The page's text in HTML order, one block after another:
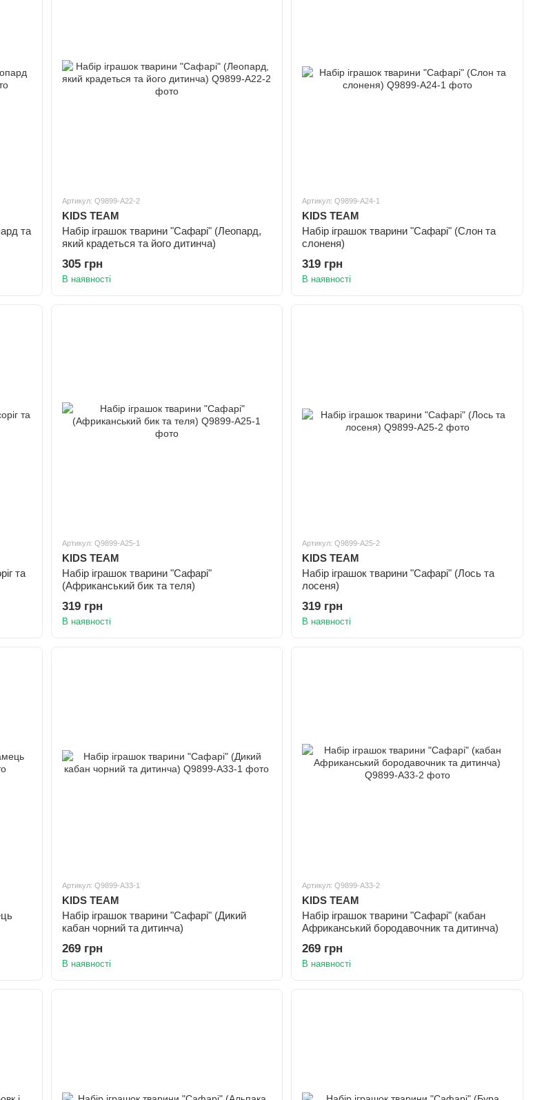
та
Артикул: Q9899-A22-2
KIDS TEAM
Набір іграшок тварини "Сафарі" (Леопард,
який крадеться та його дитинча)
305 грн
В наявності
Артикул: Q9899-A24-1
KIDS TEAM
Набір іграшок тварини "Сафарі" (Слон та
слоненя)
319 грн
В наявності
та
Артикул: Q9899-A25-1
KIDS TEAM
Набір іграшок тварини "Сафарі"
(Африканський бик та теля)
319 грн
В наявності
Артикул: Q9899-A25-2
KIDS TEAM
Набір іграшок тварини "Сафарі" (Лось та
лосеня)
319 грн
В наявності
Артикул: Q9899-A33-1
KIDS TEAM
Набір іграшок тварини "Сафарі" (Дикий
кабан чорний та дитинча)
269 грн
В наявності
Артикул: Q9899-A33-2
KIDS TEAM
Набір іграшок тварини "Сафарі" (кабан
Африканський бородавочник та дитинча)
269 грн
В наявності